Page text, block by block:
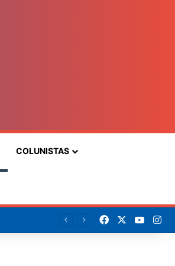
COLUNISTAS
Facebook